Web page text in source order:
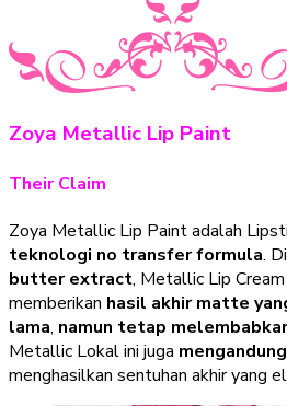
Zoya Metallic Lip Paint
Their Claim
Zoya Metallic Lip Paint adalah
teknologi no transfer formula.
butter extract, Metallic Lip
memberikan hasil akhir matte
lama, namun tetap
Metallic Lokal ini juga
menghasilkan sentuhan akhir yang